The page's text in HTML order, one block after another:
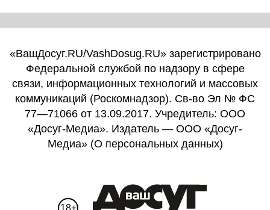
«ВашДосуг.RU/VashDosug.RU» зарегистрировано
Федеральной службой по надзору в сфере
связи, информационных технологий и массовых
коммуникаций (Роскомнадзор). Св-во Эл № ФС
77—71066 от 13.09.2017. Учредитель: ООО
«Досуг-Медиа». Издатель — ООО «Досуг-
Медиа» (О персональных данных)
18+